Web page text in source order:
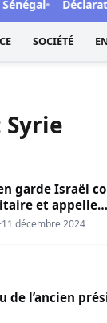
SOCIÉTÉ
Syrie
garde Israël
et appelle…
11 décembre 2024
de l’ancien